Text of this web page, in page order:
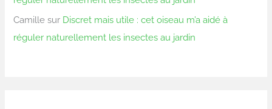
Camille sur Discret mais utile : cet oiseau m’a aidé à
réguler naturellement les insectes au jardin